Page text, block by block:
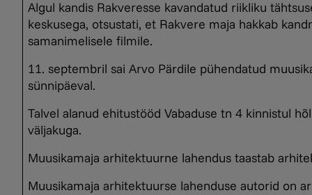
Algul kandis Rakveresse kavandatud riikliku
keskusega, otsustati, et Rakvere maja hakkab
samanimelisele filmile.
11. septembril sai Arvo Pärdile pühendatud
sünnipäeval.
Talvel alanud ehitustööd Vabaduse tn 4 kinnistul
väljakuga.
Muusikamaja arhitektuurne lahendus taastab
Muusikamaja arhitektuurse lahenduse autorid on